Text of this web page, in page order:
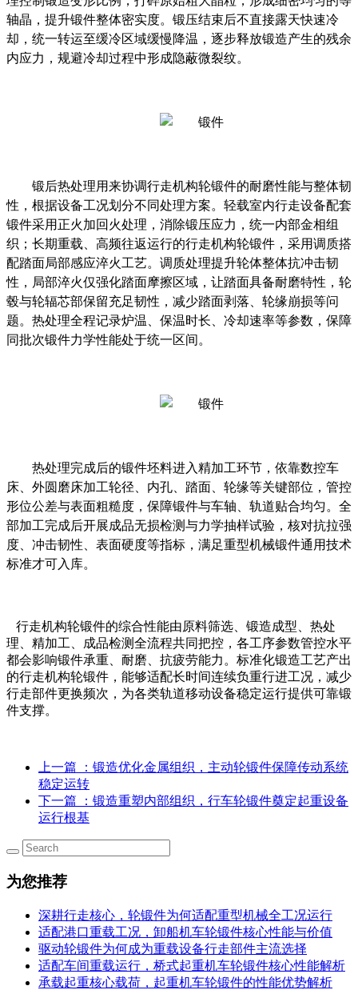
轴晶，提升锻件整体密实度。锻压结束后不直接露天快速冷
却，统一转运至缓冷区域缓慢降温，逐步释放锻造产生的残余
内应力，规避冷却过程中形成隐蔽微裂纹。
锻后热处理用来协调行走机构轮锻件的耐磨性能与整体韧
性，根据设备工况划分不同处理方案。轻载室内行走设备配套
锻件采用正火加回火处理，消除锻压应力，统一内部金相组
织；长期重载、高频往返运行的行走机构轮锻件，采用调质搭
配踏面局部感应淬火工艺。调质处理提升轮体整体抗冲击韧
性，局部淬火仅强化踏面摩擦区域，让踏面具备耐磨特性，轮
毂与轮辐芯部保留充足韧性，减少踏面剥落、轮缘崩损等问
题。热处理全程记录炉温、保温时长、冷却速率等参数，保障
同批次锻件力学性能处于统一区间。
热处理完成后的锻件坯料进入精加工环节，依靠数控车
床、外圆磨床加工轮径、内孔、踏面、轮缘等关键部位，管控
形位公差与表面粗糙度，保障锻件与车轴、轨道贴合均匀。全
部加工完成后开展成品无损检测与力学抽样试验，核对抗拉强
度、冲击韧性、表面硬度等指标，满足重型机械锻件通用技术
标准才可入库。
行走机构轮锻件的综合性能由原料筛选、锻造成型、热处
理、精加工、成品检测全流程共同把控，各工序参数管控水平
都会影响锻件承重、耐磨、抗疲劳能力。标准化锻造工艺产出
的行走机构轮锻件，能够适配长时间连续负重行进工况，减少
行走部件更换频次，为各类轨道移动设备稳定运行提供可靠锻
件支撑。
上一篇
：锻造优化金属组织，主动轮锻件保障传动系统
稳定运转
下一篇
：锻造重塑内部组织，行车轮锻件奠定起重设备
运行根基
为您推荐
深耕行走核心，轮锻件为何适配重型机械全工况运行
适配港口重载工况，卸船机车轮锻件核心性能与价值
驱动轮锻件为何成为重载设备行走部件主流选择
适配车间重载运行，桥式起重机车轮锻件核心性能解析
承载起重核心载荷，起重机车轮锻件的性能优势解析